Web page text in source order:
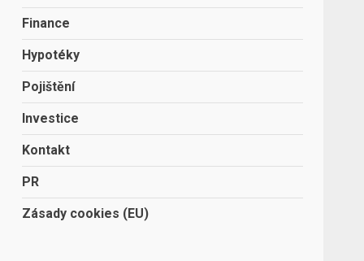
Finance
Hypotéky
Pojištění
Investice
Kontakt
PR
Zásady cookies (EU)